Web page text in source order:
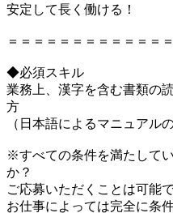
安定して長く働ける！
＝＝＝＝＝＝＝＝＝＝＝＝
◆必須スキル
業務上、漢字を含む書類の
方
（日本語によるマニュアル
※すべての条件を満たして
か？
ご応募いただくことは可能で
お仕事によっては完全に条